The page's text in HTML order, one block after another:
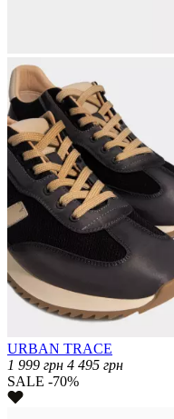
URBAN TRACE
1 999 грн 4 495 грн
SALE -70%